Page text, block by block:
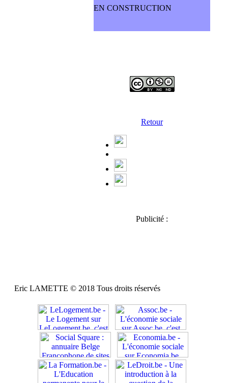
EN CONSTRUCTION
Retour
Publicité :
Eric LAMETTE © 2018 Tous droits réservés